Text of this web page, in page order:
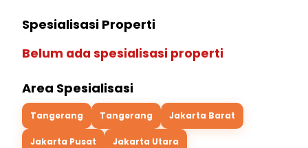
Spesialisasi Properti
Belum ada spesialisasi properti
Area Spesialisasi
Tangerang Tangerang Jakarta Barat
Jakarta Pusat Jakarta Utara